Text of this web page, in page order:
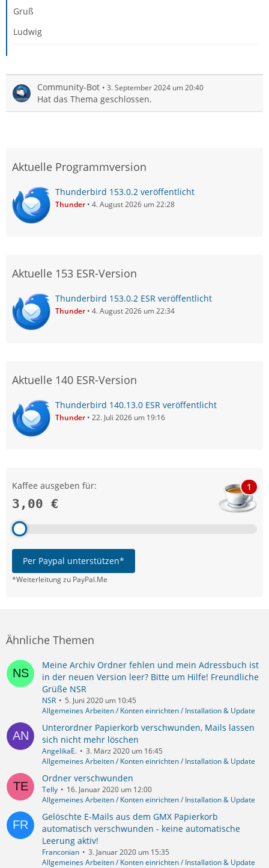
Gruß
Ludwig
Community-Bot 3. September 2024 um 20:40
Hat das Thema geschlossen.
Aktuelle Programmversion
Thunderbird 153.0.2 veröffentlicht
Thunder 4. August 2026 um 22:28
Aktuelle 153 ESR-Version
Thunderbird 153.0.2 ESR veröffentlicht
Thunder 4. August 2026 um 22:34
Aktuelle 140 ESR-Version
Thunderbird 140.13.0 ESR veröffentlicht
Thunder 22. Juli 2026 um 19:16
Kaffee ausgeben für:
3,00 €
1
Per Paypal unterstützen*
*Weiterleitung zu PayPal.Me
Ähnliche Themen
Meine Archiv Ordner fehlen und mein Adressbuch ist
in der neuen Version leer? Bitte um Hilfe! Freundliche
Grüße NSR
NSR
5. Juni 2020 um 10:45
Allgemeines Arbeiten / Konten einrichten / Installation & Update
Unterordner Papierkorb verschwunden, Mails lassen
sich nicht mehr löschen
AngelikaE.
3. März 2020 um 16:45
Allgemeines Arbeiten / Konten einrichten / Installation & Update
Ordner verschwunden
Telly
16. Januar 2020 um 12:00
Allgemeines Arbeiten / Konten einrichten / Installation & Update
Gelöschte E-Mails aus dem GMX Papierkorb
automatisch verschwunden - keine automatische
Leerung aktiv!
Franconian
3. Januar 2020 um 15:35
Allgemeines Arbeiten / Konten einrichten / Installation & Update